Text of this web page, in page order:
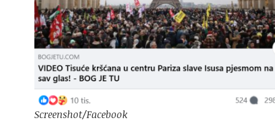
Screenshot/Facebook